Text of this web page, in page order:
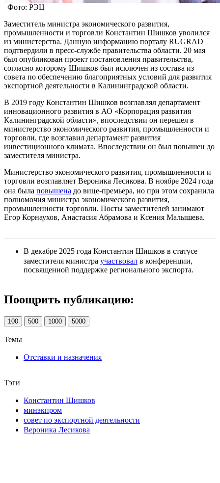
Фото: РЭЦ
Заместитель министра экономического развития,
промышленности и торговли Константин Шишков уволился
из министерства. Данную информацию порталу RUGRAD
подтвердили в пресс-службе правительства области. 20 мая
был опубликован проект постановления правительства,
согласно которому Шишков был исключен из состава из
совета по обеспечению благоприятных условий для развития
экспортной деятельности в Калининградской области.
В 2019 году Константин Шишков возглавлял департамент
инновационного развития в АО «Корпорация развития
Калининградской области», впоследствии он перешел в
министерство экономического развития, промышленности и
торговли, где возглавил департамент развития
инвестиционного климата. Впоследствии он был повышен до
заместителя министра.
Министерство экономического развития, промышленности и
торговли возглавляет Вероника Лесикова. В ноябре 2024 года
она была повышена до вице-премьера, но при этом сохранила
полномочия министра экономического развития,
промышленности торговли. Посты заместителей занимают
Егор Корнаухов, Анастасия Абрамова и Ксения Малышева.
В декабре 2025 года Константин Шишков в статусе
заместителя министра участвовал в конференции,
посвященной поддержке регионального экспорта.
Поощрить публикацию:
100 500 1000 5000
Темы
Отставки и назначения
Тэги
Константин Шишков
минэкпром
совет по экспортной деятельности
Вероника Лесикова